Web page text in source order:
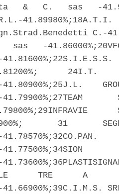
&   C.   sas   -
C.-
-
24I.T.
31
41.77500%;34SION
TRE      A
SRL-